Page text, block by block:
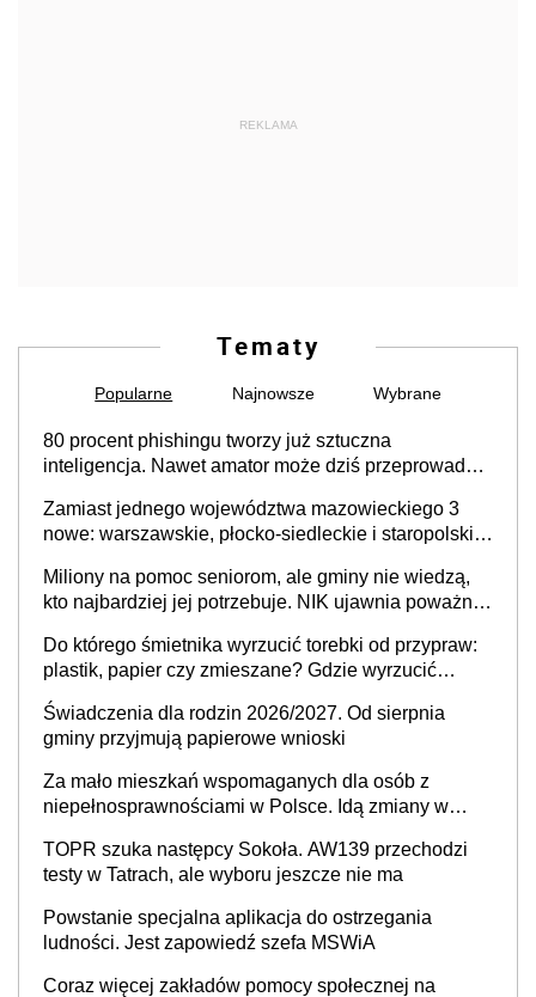
REKLAMA
Tematy
Popularne Najnowsze Wybrane
80 procent phishingu tworzy już sztuczna
inteligencja. Nawet amator może dziś przeprowadzić
Zamiast jednego województwa mazowieckiego 3
nowe: warszawskie, płocko-siedleckie i staropolskie.
stołecznych
Miliony na pomoc seniorom, ale gminy nie wiedzą,
kto najbardziej jej potrzebuje. NIK ujawnia poważną
Do którego śmietnika wyrzucić torebki od przypraw:
plastik, papier czy zmieszane? Gdzie wyrzucić
Świadczenia dla rodzin 2026/2027. Od sierpnia
gminy przyjmują papierowe wnioski
Za mało mieszkań wspomaganych dla osób z
niepełnosprawnościami w Polsce. Idą zmiany w
TOPR szuka następcy Sokoła. AW139 przechodzi
testy w Tatrach, ale wyboru jeszcze nie ma
Powstanie specjalna aplikacja do ostrzegania
ludności. Jest zapowiedź szefa MSWiA
Coraz więcej zakładów pomocy społecznej na